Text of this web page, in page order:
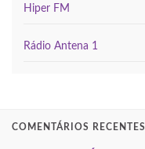
Hiper FM
Rádio Antena 1
COMENTÁRIOS RECENTES